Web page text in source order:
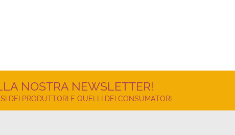
NOSTRA NEWSLETTER!
DEI PRODUTTORI E QUELLI DEI CONSUMATORI.